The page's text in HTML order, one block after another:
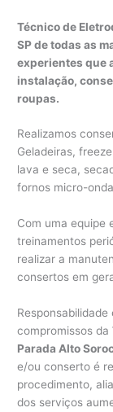
Técnico de
SP de todas as
experientes que
instalação,
roupas.
Realizamos
Geladeiras,
lava e seca,
fornos micro-
Com uma equipe
treinamentos
realizar a
consertos em
compromissos da
Parada Alto
e/ou conserto é
procedimento,
dos serviços